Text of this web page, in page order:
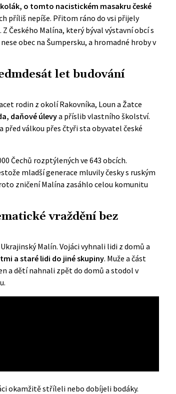
o tomto nacistickém masakru české
příliš nepíše. Přitom ráno do vsi přijely
Českého Malína, který býval výstavní obcí s
obec na Šumpersku, a hromadné hroby v
let budování
rodin z okolí Rakovníka, Loun a Žatce
daňové úlevya příslib vlastního školství.
válkou přes čtyři sta obyvatel české
Čechů rozptýlených ve 643 obcích.
mladší generace mluvily česky s ruským
zničení Malína zasáhlo celou komunitu
vraždění bez
Malín. Vojáci vyhnali lidi z domů a
a staré lidi do jiné skupiny. Muže a část
a dětí nahnali zpět do domů a stodol v
okamžitě stříleli nebo dobíjeli bodáky.